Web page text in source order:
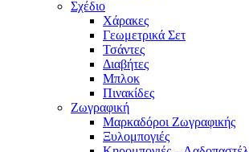
Σχέδιο
Χάρακες
Γεωμετρικά Σετ
Τσάντες
Διαβήτες
Μπλοκ
Πινακίδες
Ζωγραφική
Μαρκαδόροι Ζωγραφικής
Ξυλομπογιές